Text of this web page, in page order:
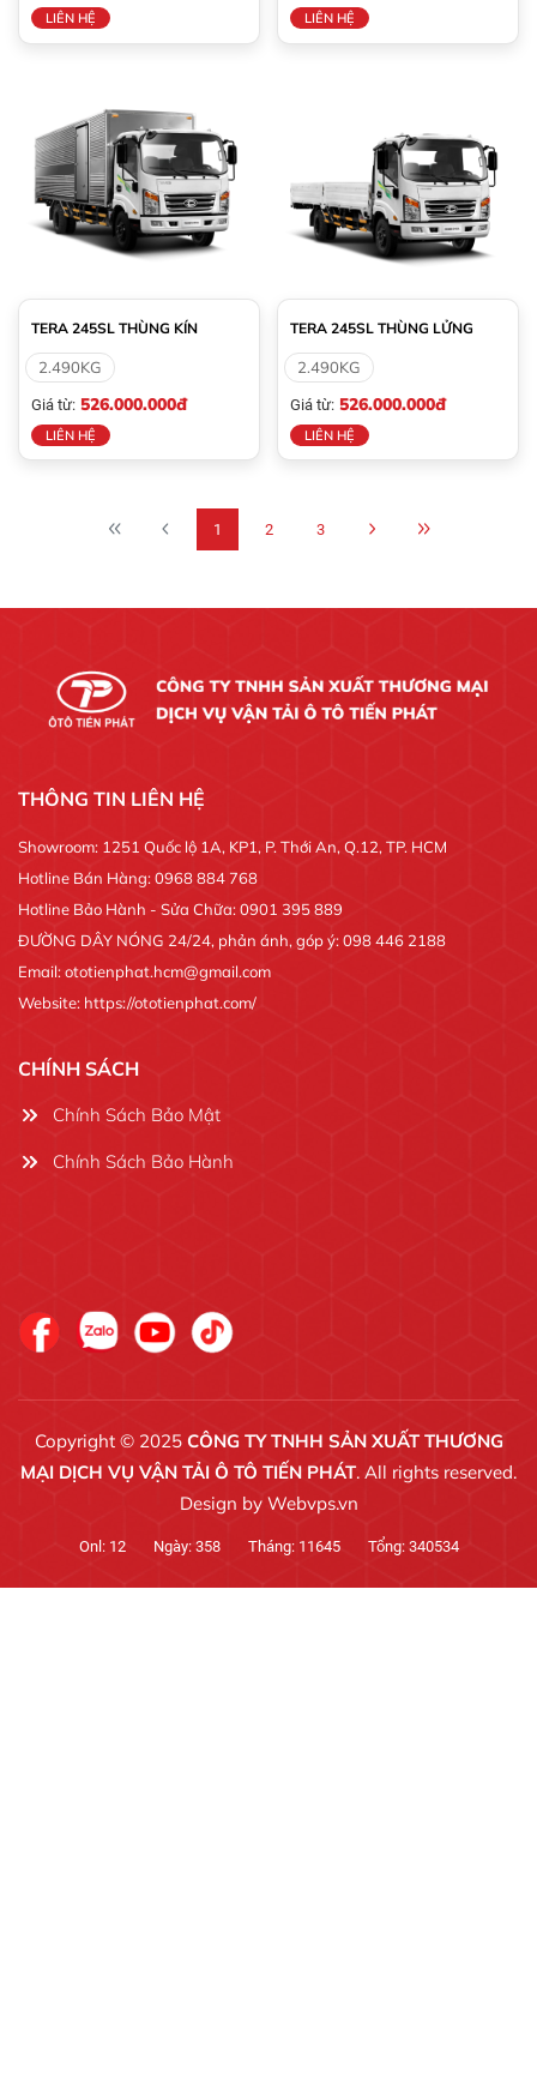
LIÊN HỆ LIÊN HỆ
TERA 245SL THÙNG KÍN
2.490KG
Giá từ: 526.000.000đ
LIÊN HỆ
TERA 245SL THÙNG LỬNG
2.490KG
Giá từ: 526.000.000đ
LIÊN HỆ
1 2 3
THÔNG TIN LIÊN HỆ
Showroom: 1251 Quốc lộ 1A, KP1, P. Thới An, Q.12, TP. HCM
Hotline Bán Hàng: 0968 884 768
Hotline Bảo Hành - Sửa Chữa: 0901 395 889
ĐƯỜNG DÂY NÓNG 24/24, phản ánh, góp ý: 098 446 2188
Email: ototienphat.hcm@gmail.com
Website: https://ototienphat.com/
CHÍNH SÁCH
Chính Sách Bảo Mật
Chính Sách Bảo Hành
Copyright © 2025 CÔNG TY TNHH SẢN XUẤT THƯƠNG
MẠI DỊCH VỤ VẬN TẢI Ô TÔ TIẾN PHÁT. All rights reserved.
Design by Webvps.vn
Onl: 12 Ngày: 358 Tháng: 11645 Tổng: 340534